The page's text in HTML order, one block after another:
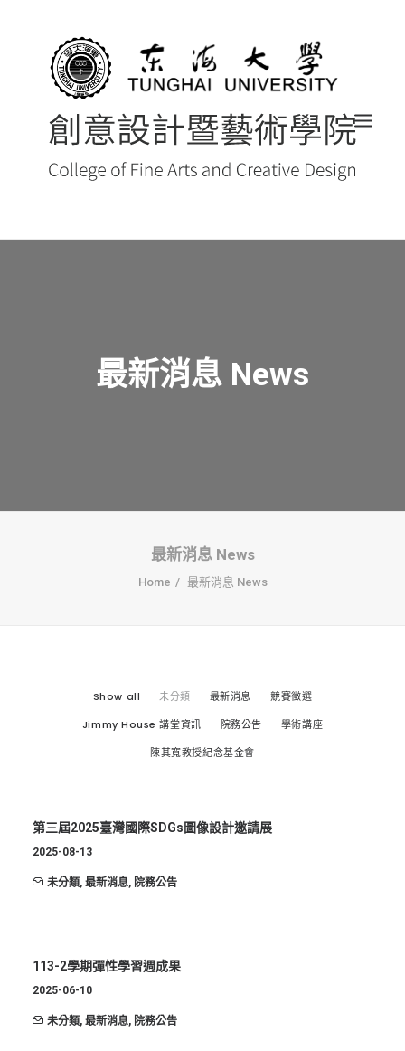
AI微學分學程
最新消息 News
最新消息 News
Home 最新消息 News
Show all 未分類 最新消息
競賽徵選
Jimmy House 講堂資訊
院務公告
學術講座
陳其寬教授紀念基金會
第三屆2025臺灣國際SDGs圖像設計邀請展
2025-08-13
未分類, 最新消息, 院務公告
113-2學期彈性學習週成果
2025-06-10
未分類, 最新消息, 院務公告